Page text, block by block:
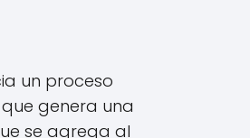
un proceso
genera una
se agrega al